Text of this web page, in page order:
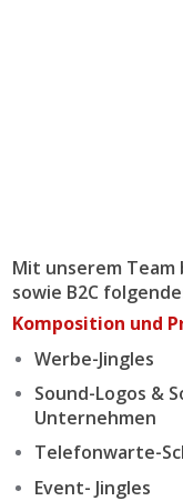
Mit unserem Team
sowie B2C
Komposition und
Werbe-Jingles
Sound-Logos &
Unternehmen
Telefonwarte-
Event- Jingles